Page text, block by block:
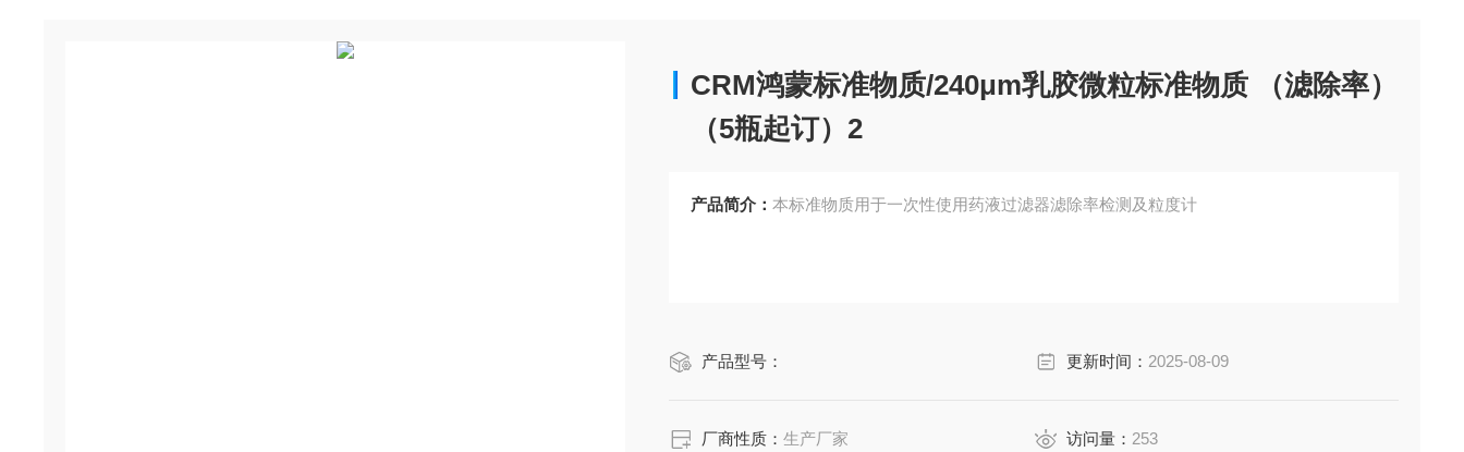
CRM鸿蒙标准物质/240μm乳胶微粒标准物质 （滤除率）
（5瓶起订）2
产品简介：本标准物质用于一次性使用药液过滤器滤除率检测及粒度计
产品型号： 更新时间： 2025-08-09
厂商性质：生产厂家 访问量： 253